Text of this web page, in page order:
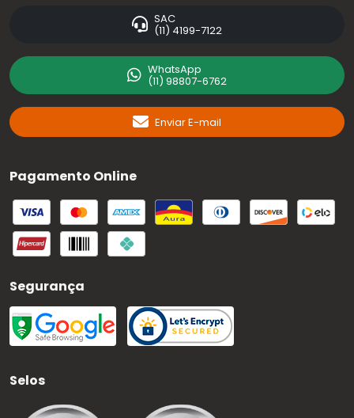
SAC
(11) 4199-7122
WhatsApp
(11) 98807-6762
Enviar E-mail
Pagamento Online
Segurança
Selos